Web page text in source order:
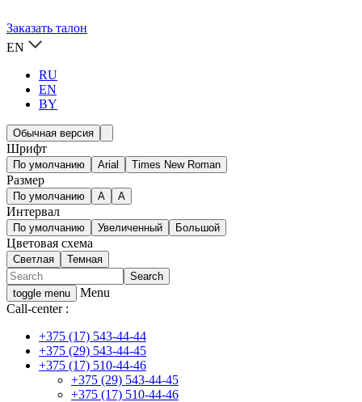
Заказать талон
EN
RU
EN
BY
Обычная версия
Шрифт
По умолчанию Arial Times New Roman
Размер
По умолчанию A A
Интервал
По умолчанию Увеличенный Большой
Цветовая схема
Светлая Темная
toggle menu
Menu
Call-center :
+375 (17) 543-44-44
+375 (29) 543-44-45
+375 (17) 510-44-46
+375 (29) 543-44-45
+375 (17) 510-44-46